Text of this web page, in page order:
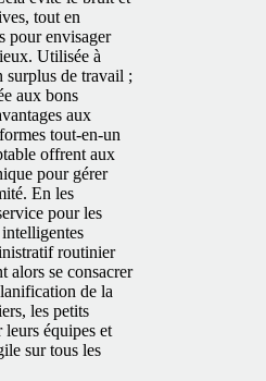
tout en
pour envisager
Utilisée à
surplus de travail ;
aux bons
aux
tout-en-un
offrent aux
pour gérer
En les
pour les
routinier
alors se consacrer
de la
les petits
équipes et
sur tous les